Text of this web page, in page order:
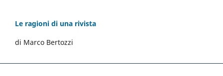
Le ragioni di una rivista
di Marco Bertozzi